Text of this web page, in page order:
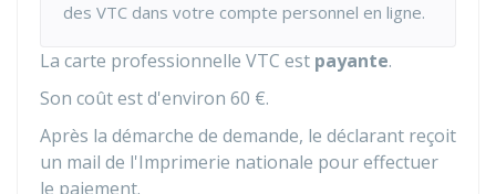
des VTC dans votre compte personnel en ligne.
La carte professionnelle VTC est payante.
Son coût est d'environ 60 €.
Après la démarche de demande, le déclarant reçoit
un mail de l'Imprimerie nationale pour effectuer
le paiement.